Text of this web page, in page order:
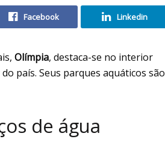
Facebook Linkedin
Olímpia, destaca-se no interior
país. Seus parques aquáticos são
de água